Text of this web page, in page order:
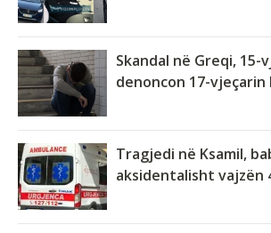
Skandal në Greqi,
denoncon 17-vjeçarin
Tragjedi në Ksamil,
aksidentalisht vajzën